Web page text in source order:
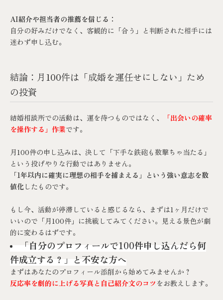
AI紹介や担当者の推薦を信じる：
自分の好みだけでなく、客観的に「合う」と判断された相手には
迷わず申し込む。
結論：月100件は「成婚を運任せにしない」ため
の投資
結婚相談所での活動は、運を待つものではなく、
「出会いの確率
を操作する」作業です。
月100件の申し込みは、決して「下手な鉄砲も数撃ちゃ当たる」
という投げやりな行動ではありません。
「1年以内に確実に理想の相手を捕まえる」という強い意志を数
値化したものです。
もし今、活動が停滞していると感じるなら、まずは1ヶ月だけで
いいので「月100件」に挑戦してみてください。見える景色が劇
的に変わるはずです。
「自分のプロフィールで100件申し込んだら何
件成立する？」と不安な方へ
まずはあなたのプロフィール添削から始めてみませんか？
反応率を劇的に上げる写真と自己紹介文のコツ をお教えします。